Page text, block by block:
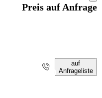
auf
Anfrageliste
Preis auf Anfrage